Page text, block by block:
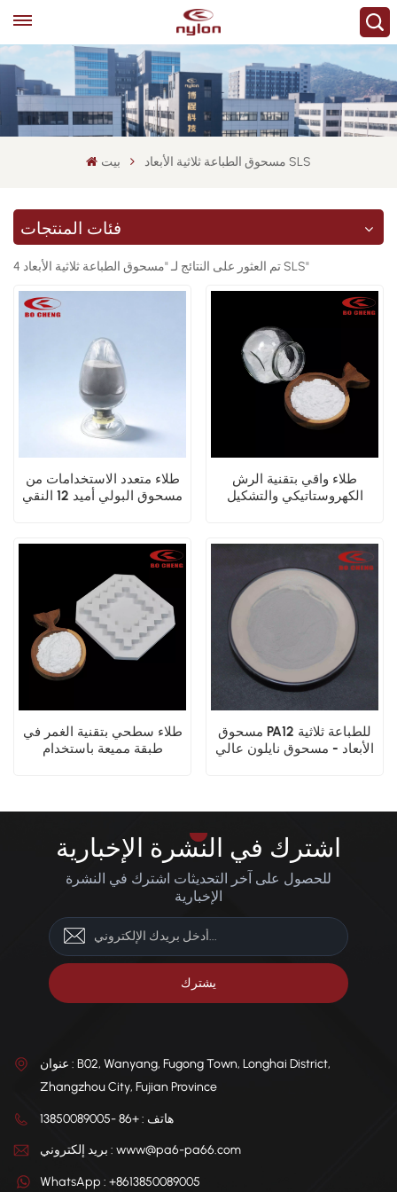
بيت مسحوق الطباعة ثلاثية الأبعاد SLS
فئات المنتجات
4 تم العثور على النتائج لـ "مسحوق الطباعة ثلاثية الأبعاد SLS"
طلاء متعدد الاستخدامات من
مسحوق البولي أميد 12 النقي
إلكتروستاتيكي
طلاء واقي بتقنية الرش
الكهروستاتيكي والتشكيل
طلاء سطحي بتقنية الغمر في
طبقة مميعة باستخدام
مسحوق PA12 للطباعة ثلاثية
الأبعاد - مسحوق نايلون عالي
اشترك في النشرة الإخبارية
للحصول على آخر التحديثات اشترك في النشرة
الإخبارية
عنوان : B02, Wanyang, Fugong Town, Longhai District,
Zhangzhou City, Fujian Province
هاتف : +86 -13850089005
بريد إلكتروني : www@pa6-pa66.com
WhatsApp : +8613850089005